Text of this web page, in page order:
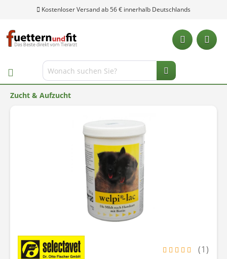
Kostenloser Versand ab 56 € innerhalb Deutschlands
Zucht & Aufzucht
(1)